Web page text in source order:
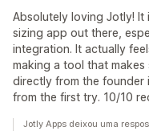
Absolutely loving Jotly!
sizing app out there,
integration. It actually
making a tool that
directly from the founder
from the first try. 10/10
Jotly Apps deixou uma